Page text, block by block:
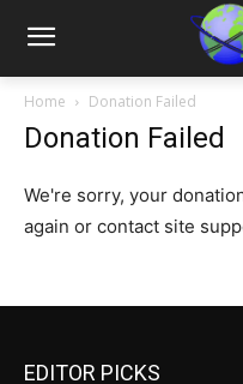
Home Donation Failed
Donation Failed
We're sorry, your
again or contact site
EDITOR PICKS